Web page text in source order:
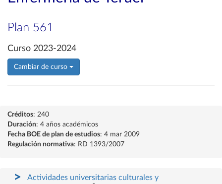
Plan 561
Curso 2023-2024
Cambiar de curso
Créditos: 240
Duración: 4 años académicos
Fecha BOE de plan de estudios: 4 mar 2009
Regulación normativa: RD 1393/2007
Actividades universitarias culturales y